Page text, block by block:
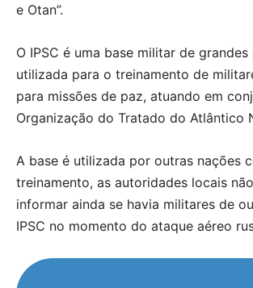
e Otan”.
O IPSC é uma base militar de
utilizada para o treinamento de
para missões de paz, atuando em
Organização do Tratado do Atlântico
A base é utilizada por outras nações
treinamento, as autoridades locais
informar ainda se havia militares de
IPSC no momento do ataque aéreo